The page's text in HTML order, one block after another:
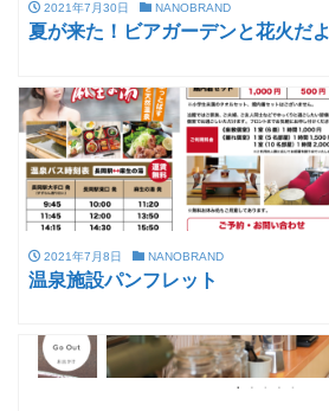
2021年7月30日 NANOBRAND
夏が来た！ビアガーデンと花火だよ
2021年7月8日 NANOBRAND
温泉施設パンフレット